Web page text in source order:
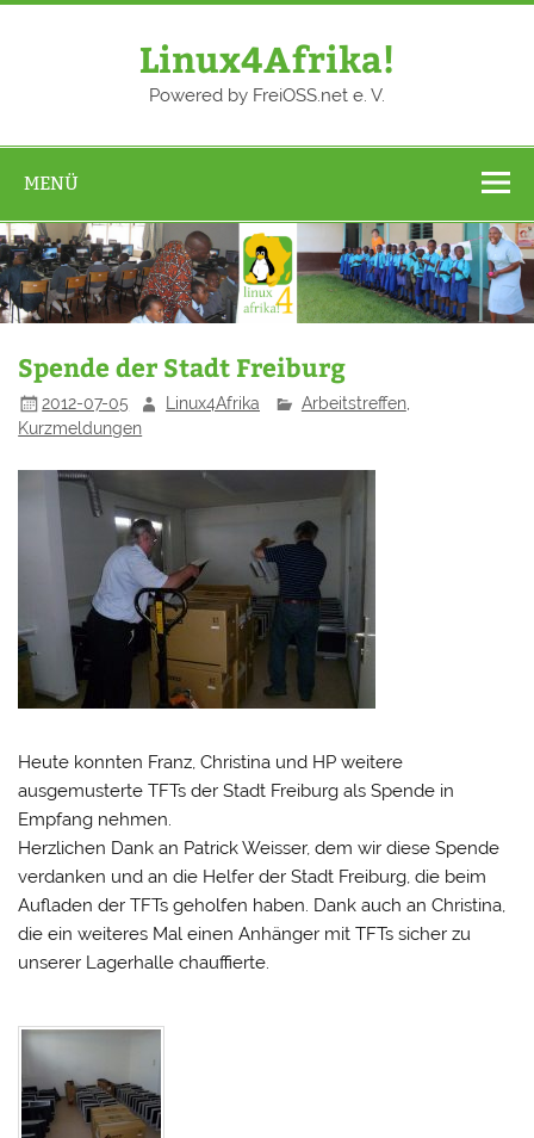
Zum
Linux4Afrika!
Powered by FreiOSS.net e. V.
MENÜ
Spende der Stadt Freiburg
2012-07-05 Linux4Afrika Arbeitstreffen,
Kurzmeldungen
Heute konnten Franz, Christina und HP weitere
ausgemusterte TFTs der Stadt Freiburg als Spende in
Empfang nehmen.
Herzlichen Dank an Patrick Weisser, dem wir diese Spende
verdanken und an die Helfer der Stadt Freiburg, die beim
Aufladen der TFTs geholfen haben. Dank auch an Christina,
die ein weiteres Mal einen Anhänger mit TFTs sicher zu
unserer Lagerhalle chauffierte.